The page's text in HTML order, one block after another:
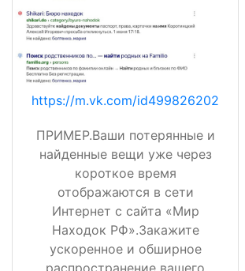
https://m.vk.com/id499826202
ПРИМЕР.Ваши потерянные и
найденные вещи уже через
короткое время
отображаются в сети
Интернет с сайта «Мир
Находок РФ».Закажите
ускоренное и обширное
распространение вашего